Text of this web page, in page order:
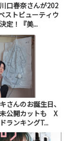
川口春奈さんが202
ストビューティウ
定！『美...
さんのお誕生日、
公開カットも X
ランキングT...